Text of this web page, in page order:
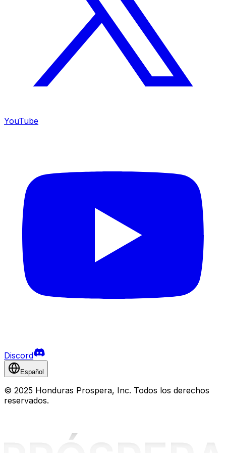
YouTube
Discord
Español
© 2025 Honduras Prospera, Inc. Todos los derechos
reservados.